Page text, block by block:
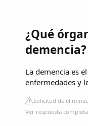
¿Qué
demencia?
La demencia es
enfermedades y
Solicitud de
Ver respuesta